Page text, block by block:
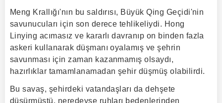
Meng Krallığı'nın bu saldırısı, Büyük Qing Geçidi'nin
savunucuları için son derece tehlikeliydi. Hong
Linying acımasız ve kararlı davranıp on binden fazla
askeri kullanarak düşmanı oyalamış ve şehrin
savunması için zaman kazanmamış olsaydı,
hazırlıklar tamamlanamadan şehir düşmüş olabilirdi.
Bu savaş, şehirdeki vatandaşları da dehşete
düşürmüştü, neredeyse ruhları bedenlerinden